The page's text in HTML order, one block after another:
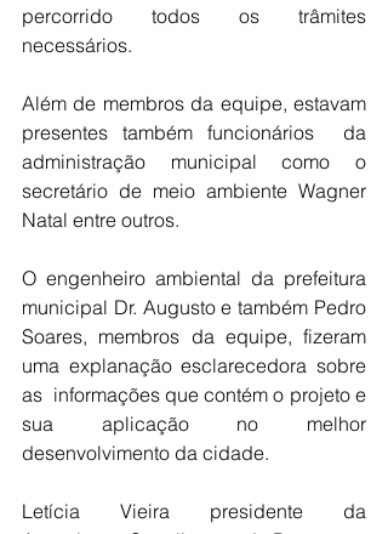
percorrido todos os trâmites
necessários.
Além de membros da equipe, estavam
presentes também funcionários  da
administração municipal como o
secretário de meio ambiente Wagner
Natal entre outros.
O engenheiro ambiental da prefeitura
municipal Dr. Augusto e também Pedro
Soares, membros da equipe, fizeram
uma explanação esclarecedora sobre
as  informações que contém o projeto e
sua aplicação no melhor
desenvolvimento da cidade.
Letícia Vieira presidente da